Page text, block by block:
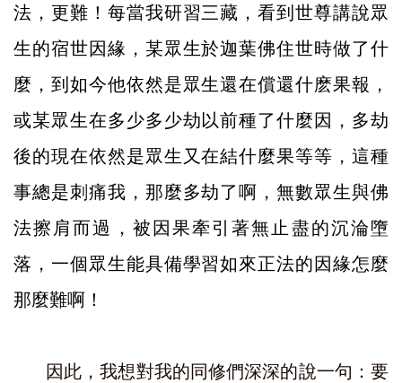
法，更難！每當我研習三藏，看到世尊講說眾
生的宿世因緣，某眾生於迦葉佛住世時做了什
麼，到如今他依然是眾生還在償還什麽果報，
或某眾生在多少多少劫以前種了什麼因，多劫
後的現在依然是眾生又在結什麼果等等，這種
事總是刺痛我，那麼多劫了啊，無數眾生與佛
法擦肩而過，被因果牽引著無止盡的沉淪墮
落，一個眾生能具備學習如來正法的因緣怎麼
那麼難啊！
因此，我想對我的同修們深深的說一句：要